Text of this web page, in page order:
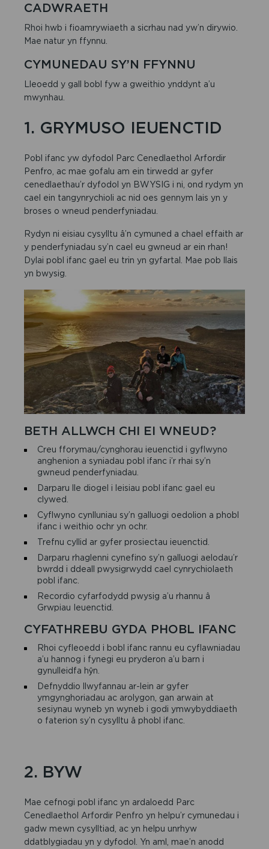
CADWRAETH
Rhoi hwb i fioamrywiaeth a sicrhau nad yw’n dirywio.
Mae natur yn ffynnu.
CYMUNEDAU SY’N FFYNNU
Lleoedd y gall bobl fyw a gweithio ynddynt a’u
mwynhau.
1. GRYMUSO IEUENCTID
Pobl ifanc yw dyfodol Parc Cenedlaethol Arfordir
Penfro, ac mae gofalu am ein tirwedd ar gyfer
cenedlaethau’r dyfodol yn BWYSIG i ni, ond rydym yn
cael ein tangynrychioli ac nid oes gennym lais yn y
broses o wneud penderfyniadau.
Rydyn ni eisiau cysylltu â’n cymuned a chael effaith ar
y penderfyniadau sy’n cael eu gwneud ar ein rhan!
Dylai pobl ifanc gael eu trin yn gyfartal. Mae pob llais
yn bwysig.
BETH ALLWCH CHI EI WNEUD?
Creu fforymau/cynghorau ieuenctid i gyflwyno
anghenion a syniadau pobl ifanc i’r rhai sy’n
gwneud penderfyniadau.
Darparu lle diogel i leisiau pobl ifanc gael eu
clywed.
Cyflwyno cynlluniau sy’n galluogi oedolion a phobl
ifanc i weithio ochr yn ochr.
Trefnu cyllid ar gyfer prosiectau ieuenctid.
Darparu rhaglenni cynefino sy’n galluogi aelodau’r
bwrdd i ddeall pwysigrwydd cael cynrychiolaeth
pobl ifanc.
Recordio cyfarfodydd pwysig a’u rhannu â
Grwpiau Ieuenctid.
CYFATHREBU GYDA PHOBL IFANC
Rhoi cyfleoedd i bobl ifanc rannu eu cyflawniadau
a’u hannog i fynegi eu pryderon a’u barn i
gynulleidfa hŷn.
Defnyddio llwyfannau ar-lein ar gyfer
ymgynghoriadau ac arolygon, gan arwain at
sesiynau wyneb yn wyneb i godi ymwybyddiaeth
o faterion sy’n cysylltu â phobl ifanc.
2. BYW
Mae cefnogi pobl ifanc yn ardaloedd Parc
Cenedlaethol Arfordir Penfro yn helpu’r cymunedau i
gadw mewn cysylltiad, ac yn helpu unrhyw
ddatblygiadau yn y dyfodol. Yn aml, mae’n anodd